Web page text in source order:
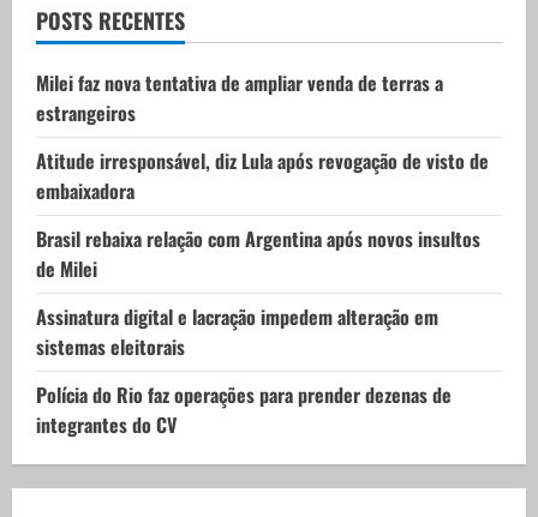
t
i
o
n
POSTS RECENTES
Milei faz nova tentativa de ampliar venda de terras a
estrangeiros
Atitude irresponsável, diz Lula após revogação de visto de
embaixadora
Brasil rebaixa relação com Argentina após novos insultos
de Milei
Assinatura digital e lacração impedem alteração em
sistemas eleitorais
Polícia do Rio faz operações para prender dezenas de
integrantes do CV